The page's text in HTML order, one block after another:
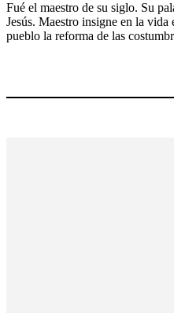
Fué el maestro de su siglo. Su
Jesús. Maestro insigne en la
pueblo la reforma de las